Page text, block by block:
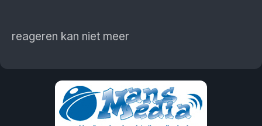
reageren kan niet meer